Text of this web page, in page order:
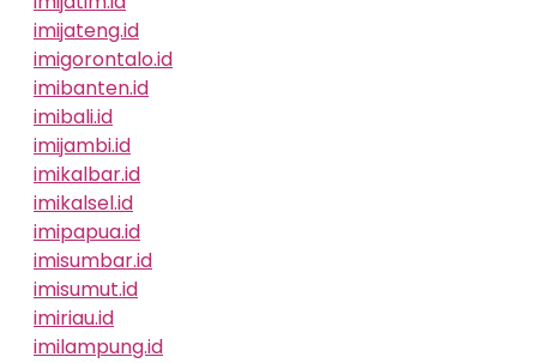
imijateng.id
imigorontalo.id
imibanten.id
imibali.id
imijambi.id
imikalbar.id
imikalsel.id
imipapua.id
imisumbar.id
imisumut.id
imiriau.id
imilampung.id